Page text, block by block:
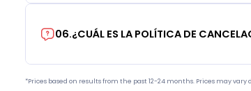
06.¿CUÁL ES LA POLÍTICA DE
*Prices based on results from the past 12-24 months. Prices may